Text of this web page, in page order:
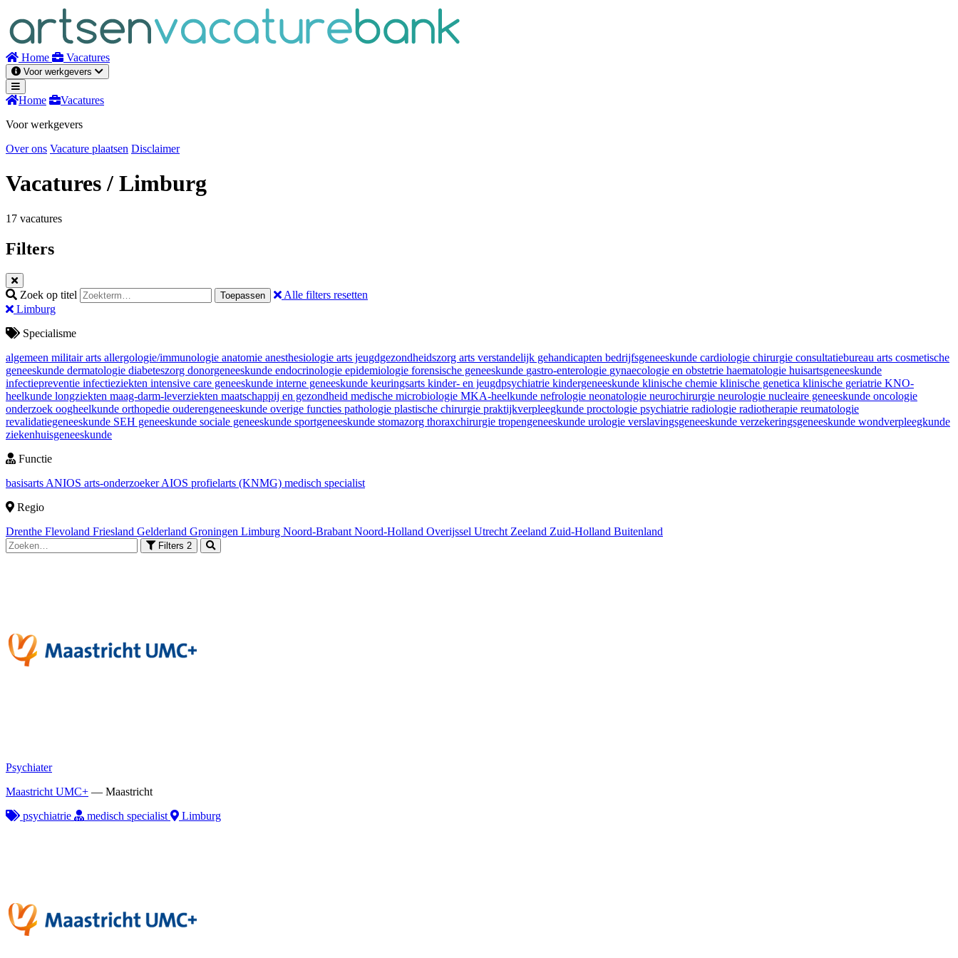
inhoud
Home Vacatures
Voor werkgevers
Home
Vacatures
Voor werkgevers
Over ons Vacature plaatsen Disclaimer
Vacatures/ Limburg
17 vacatures
Filters
Zoek op titel Toepassen
Alle filters resetten
Limburg
Specialisme
algemeen militair arts allergologie/immunologie anatomie anesthesiologie arts jeugdgezondheidszorg arts verstandelijk gehandicapten bedrijfsgeneeskunde cardiologie chirurgie consultatiebureau arts cosmetische
geneeskunde dermatologie diabeteszorg donorgeneeskunde endocrinologie epidemiologie forensische geneeskunde gastro-enterologie gynaecologie en obstetrie haematologie huisartsgeneeskunde
infectiepreventie infectieziekten intensive care geneeskunde interne geneeskunde keuringsarts kinder- en jeugdpsychiatrie kindergeneeskunde klinische chemie klinische genetica klinische geriatrie KNO-
heelkunde longziekten maag-darm-leverziekten maatschappij en gezondheid medische microbiologie MKA-heelkunde nefrologie neonatologie neurochirurgie neurologie nucleaire geneeskunde oncologie
onderzoek oogheelkunde orthopedie ouderengeneeskunde overige functies pathologie plastische chirurgie praktijkverpleegkunde proctologie psychiatrie radiologie radiotherapie reumatologie
revalidatiegeneeskunde SEH geneeskunde sociale geneeskunde sportgeneeskunde stomazorg thoraxchirurgie tropengeneeskunde urologie verslavingsgeneeskunde verzekeringsgeneeskunde wondverpleegkunde
ziekenhuisgeneeskunde
Functie
basisarts ANIOS arts-onderzoekerAIOS profielarts (KNMG) medisch specialist
Regio
Drenthe Flevoland Friesland Gelderland Groningen Limburg Noord-Brabant Noord-Holland Overijssel Utrecht Zeeland Zuid-Holland Buitenland
Filters 2
Psychiater
Maastricht UMC+ — Maastricht
psychiatrie
medisch specialist Limburg